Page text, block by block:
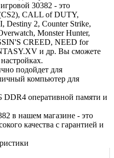
30382 - это
CALL of DUTY,
Destiny 2, Counter Strike,
Monster Hunter,
CREED, NEED for
и др. Вы сможете
подойдет для
компьютер для
оперативной памяти и
в нашем магазине - это
качества с гарантией и